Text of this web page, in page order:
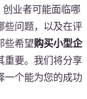
业者可能面临哪
些问题，以及在评
些希望购买小型企
重要。我们将分享
一个能为您的成功